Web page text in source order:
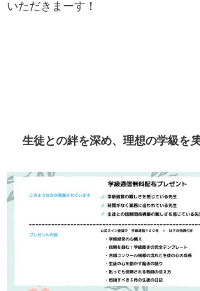
いただきまーす！
生徒との絆を深め、理想の学級を